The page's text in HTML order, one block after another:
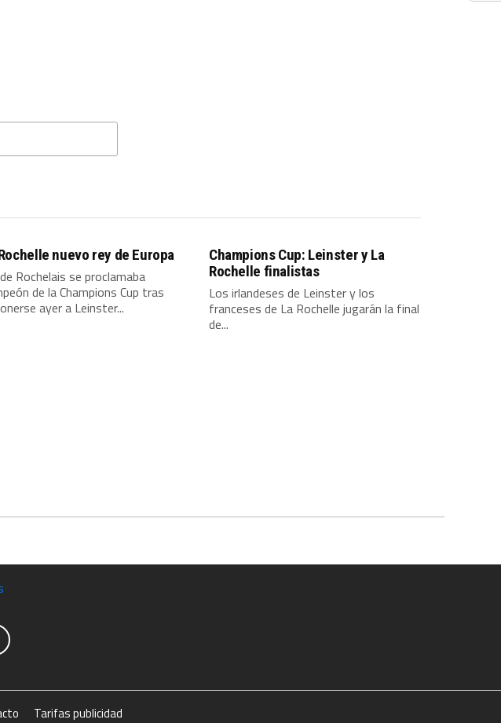
nuevo rey de Europa
Rochelais se proclamaba
de la Champions Cup tras
ayer a Leinster...
Champions Cup: Leinster y La
Rochelle finalistas
Los irlandeses de Leinster y los
franceses de La Rochelle jugarán la final
de...
Tarifas publicidad